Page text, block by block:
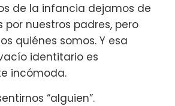
de la infancia dejamos de
por nuestros padres, pero
quiénes somos. Y esa
identitario es
incómoda.
“alguien”.